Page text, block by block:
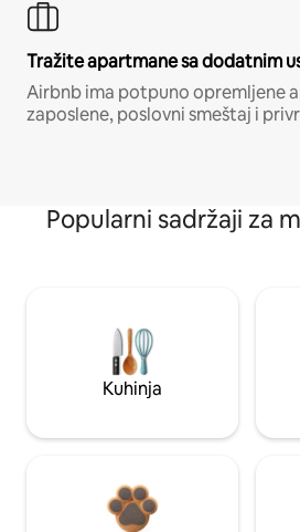
Tražite apartmane sa dodatnim
Airbnb ima potpuno opremljene
zaposlene, poslovni smeštaj i
Popularni sadržaji za
Kuhinja